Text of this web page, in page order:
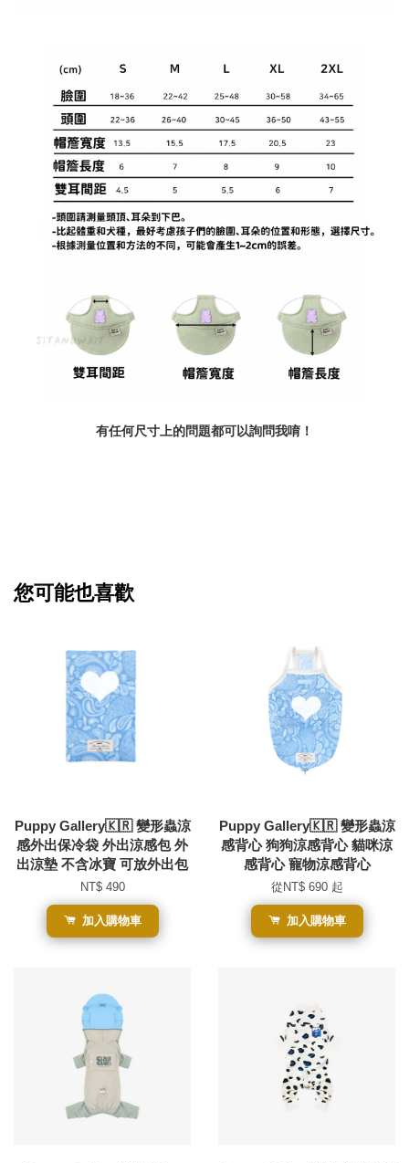
有任何尺寸上的問題都可以詢問我唷！
您可能也喜歡
Puppy Gallery🇰🇷 變形蟲涼
感外出保冷袋 外出涼感包 外
出涼墊 不含冰寶 可放外出包
NT$ 490
加入購物車
Puppy Gallery🇰🇷 變形蟲涼
感背心 狗狗涼感背心 貓咪涼
感背心 寵物涼感背心
從 NT$ 690 起
加入購物車